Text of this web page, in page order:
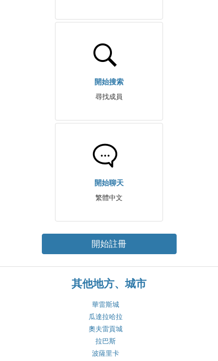
開始搜索
尋找成員
開始聊天
繁體中文
開始註冊
其他地方、城市
華雷斯城
瓜達拉哈拉
奧夫雷貢城
拉巴斯
波薩里卡